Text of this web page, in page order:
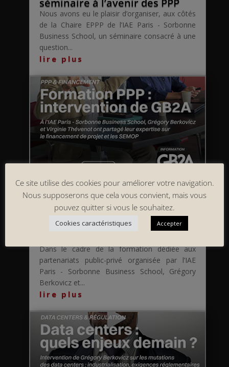
Nous avons eu le plaisir d’organiser, aux côtés
de la Chaire EPPP de l’IAE Paris - Sorbonne
Business School, un séminaire consacré à une
question...
lire plus
Retour sur l’intervention de
GB2A à l’IAE Paris – Sorbonne
Business School dans le cadre
de sa formation dédiée aux
Dans le cadre de la formation dédiée aux
partenariats public-privé organisée par l’IAE
Paris - Sorbonne Business School, Grégory
Berkovicz et...
lire plus
Ce site utilise des cookies pour améliorer votre navigation.
Nous supposerons que cela vous convient, mais vous
pouvez quitter si vous le souhaitez.
Cookies caractéristiques Accepter